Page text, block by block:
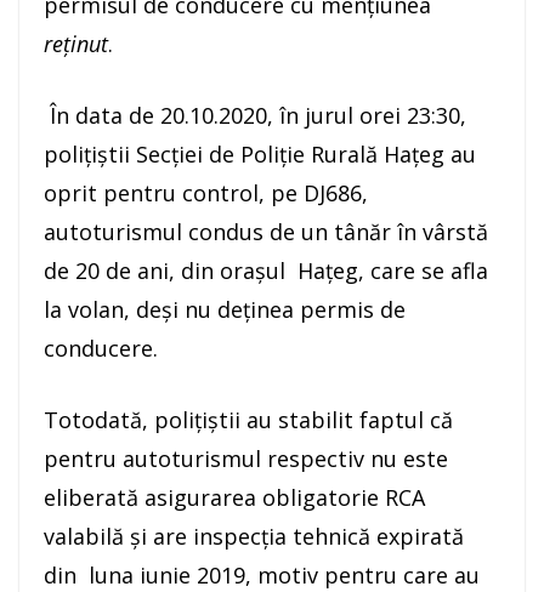
reținut.
În data de 20.10.2020, în jurul orei 23:30,
polițiștii Secției de Poliție Rurală Hațeg au
oprit pentru control, pe DJ686,
autoturismul condus de un tânăr în vârstă
de 20 de ani, din oraşul Hațeg, care se afla
la volan, deşi nu deținea permis de
conducere.
Totodată, poliţiştii au stabilit faptul că
pentru autoturismul respectiv nu este
eliberată asigurarea obligatorie RCA
valabilă și are inspecția tehnică expirată
din luna iunie 2019, motiv pentru care au